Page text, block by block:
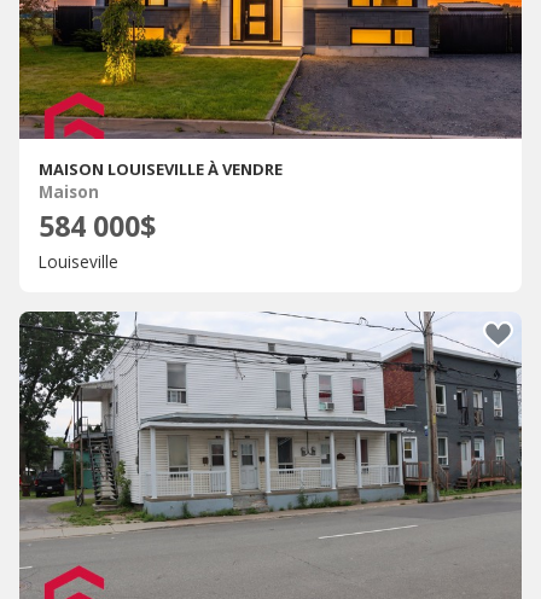
MAISON LOUISEVILLE À VENDRE
Maison
584 000$
Louiseville